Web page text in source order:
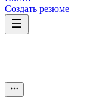
Создать резюме